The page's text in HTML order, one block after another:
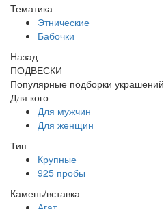
Тематика
Этнические
Бабочки
Назад
ПОДВЕСКИ
Популярные подборки украшений
Для кого
Для мужчин
Для женщин
Тип
Крупные
925 пробы
Камень/вставка